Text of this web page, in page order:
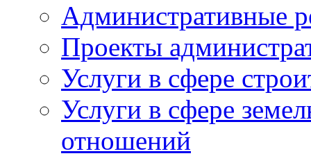
Административные
Проекты
Услуги в сфере
Услуги в сфере
отношений